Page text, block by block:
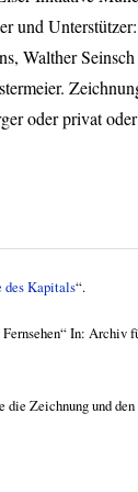
und
Walther
oder privat
des Kapitals“.
In: Archiv
die Zeichnung und